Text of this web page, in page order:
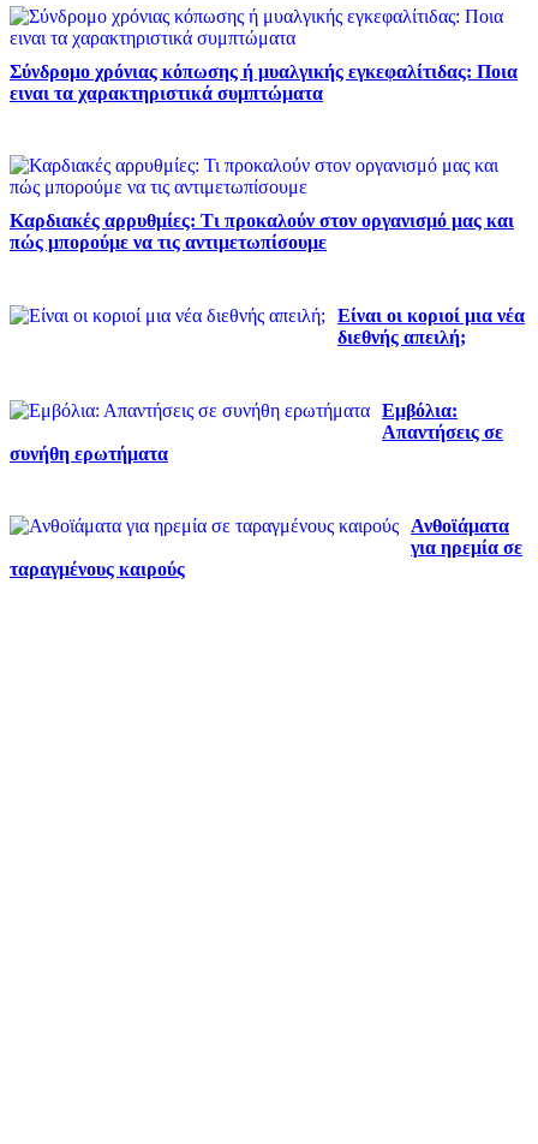
Σύνδρομο χρόνιας κόπωσης ή μυαλγικής εγκεφαλίτιδας: Ποια
ειναι τα χαρακτηριστικά συμπτώματα
Καρδιακές αρρυθμίες: Τι προκαλούν στον οργανισμό μας και
πώς μπορούμε να τις αντιμετωπίσουμε
Είναι οι κοριοί μια νέα
διεθνής απειλή;
Εμβόλια:
Απαντήσεις σε
συνήθη ερωτήματα
Ανθοϊάματα
για ηρεμία σε
ταραγμένους καιρούς